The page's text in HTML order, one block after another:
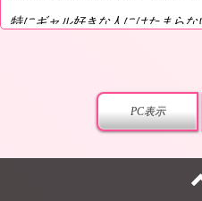
特にギャル好きな人にはたまらな
PC表示